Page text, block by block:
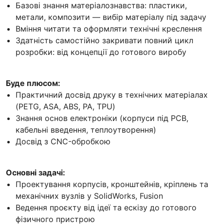
Базові знання матеріалознавства: пластики,
метали, композити — вибір матеріалу під задачу
Вміння читати та оформляти технічні креслення
Здатність самостійно закривати повний цикл
розробки: від концепції до готового виробу
Буде плюсом:
Практичний досвід друку в технічних матеріалах
(PETG, ASA, ABS, PA, TPU)
Знання основ електроніки (корпуси під PCB,
кабельні введення, теплоутворення)
Досвід з CNC-обробкою
Основні задачі:
Проектування корпусів, кронштейнів, кріплень та
механічних вузлів у SolidWorks, Fusion
Ведення проєкту від ідеї та ескізу до готового
фізичного пристрою